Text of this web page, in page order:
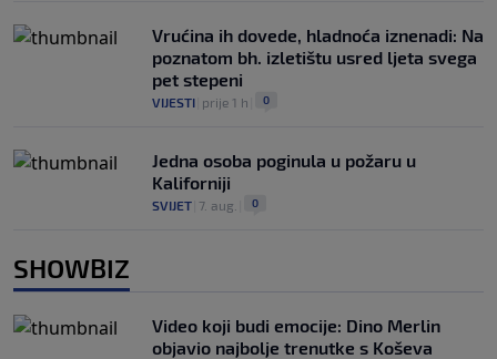
Vrućina ih dovede, hladnoća iznenadi: Na
poznatom bh. izletištu usred ljeta svega
pet stepeni
VIJESTI prije 1 h 0
Jedna osoba poginula u požaru u
Kaliforniji
SVIJET 7. aug. 0
SHOWBIZ
Video koji budi emocije: Dino Merlin
objavio najbolje trenutke s Koševa